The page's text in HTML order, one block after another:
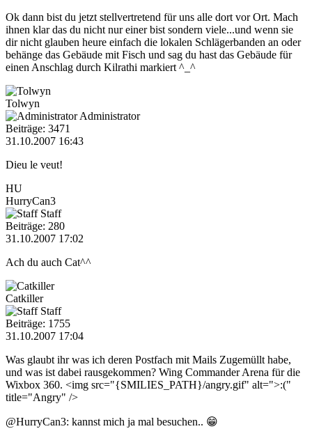
Ok dann bist du jetzt stellvertretend für uns alle dort vor Ort. Mach
ihnen klar das du nicht nur einer bist sondern viele...und wenn sie
dir nicht glauben heure einfach die lokalen Schlägerbanden an oder
behänge das Gebäude mit Fisch und sag du hast das Gebäude für
einen Anschlag durch Kilrathi markiert ^_^
Tolwyn
Administrator
Beiträge: 3471
31.10.2007 16:43
Dieu le veut!
HU
HurryCan3
Staff
Beiträge: 280
31.10.2007 17:02
Ach du auch Cat^^
Catkiller
Staff
Beiträge: 1755
31.10.2007 17:04
Was glaubt ihr was ich deren Postfach mit Mails Zugemüllt habe,
und was ist dabei rausgekommen? Wing Commander Arena für die
Wixbox 360. <img src="{SMILIES_PATH}/angry.gif" alt=">:("
title="Angry" />
@HurryCan3: kannst mich ja mal besuchen.. 😁